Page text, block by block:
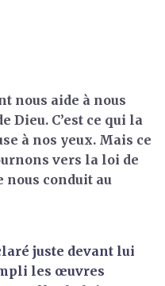
nous aide à nous
Dieu. C’est ce qui la
à nos yeux. Mais ce
vers la loi de
nous conduit au
juste devant lui
les œuvres